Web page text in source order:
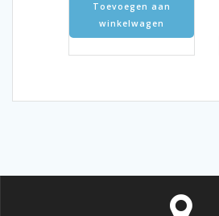
Toevoegen aan
winkelwagen